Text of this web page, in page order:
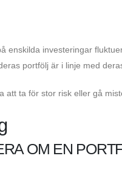
enskilda investeringar
portfölj är i linje med
ta för stor risk eller gå
OM EN